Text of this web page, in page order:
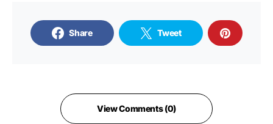
Share Tweet
View Comments (0)